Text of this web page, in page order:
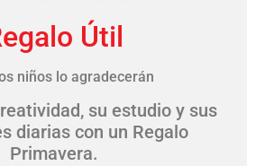
Útil
niños lo agradecerán
su estudio y sus
diarias con un Regalo
Primavera.